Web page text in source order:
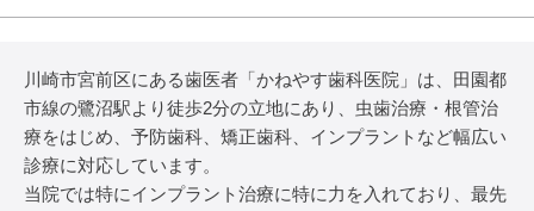
川崎市宮前区にある歯医者「かねやす歯科医院」は、田園都
市線の鷺沼駅より徒歩2分の立地にあり、虫歯治療・根管治
療をはじめ、予防歯科、矯正歯科、インプラントなど幅広い
診療に対応しています。
当院では特にインプラント治療に特に力を入れており、最先